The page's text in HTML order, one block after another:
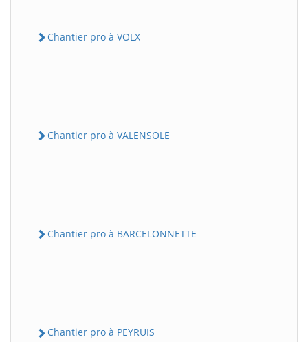
Chantier pro à VOLX
Chantier pro à VALENSOLE
Chantier pro à BARCELONNETTE
Chantier pro à PEYRUIS